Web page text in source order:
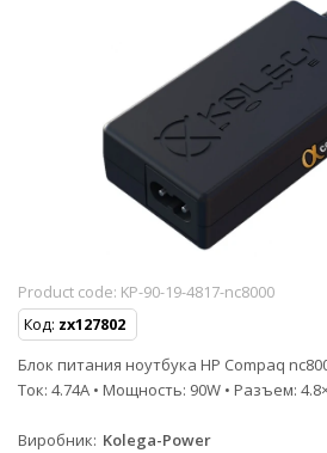
Product code: KP-90-19-4817-nc8000
Код: zx127802
Блок питания ноутбука HP Compaq
Ток: 4.74A • Мощность: 90W • Разъем:
Виробник Kolega-Power